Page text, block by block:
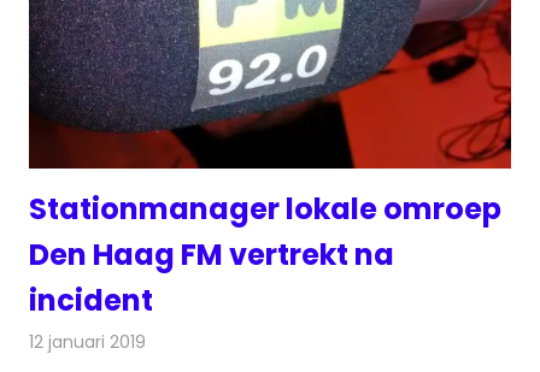
Stationmanager lokale omroep
Den Haag FM vertrekt na
incident
12 januari 2019